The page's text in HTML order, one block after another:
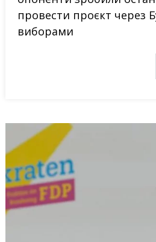
провести проєкт через
виборами